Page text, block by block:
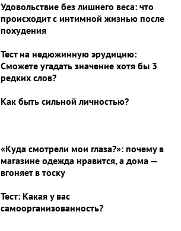
Удовольствие без лишнего веса: что
происходит с интимной жизнью после
похудения
Тест на недюжинную эрудицию:
Сможете угадать значение хотя бы 3
редких слов?
Как быть сильной личностью?
«Куда смотрели мои глаза?»: почему в
магазине одежда нравится, а дома —
вгоняет в тоску
Тест: Какая у вас
самоорганизованность?